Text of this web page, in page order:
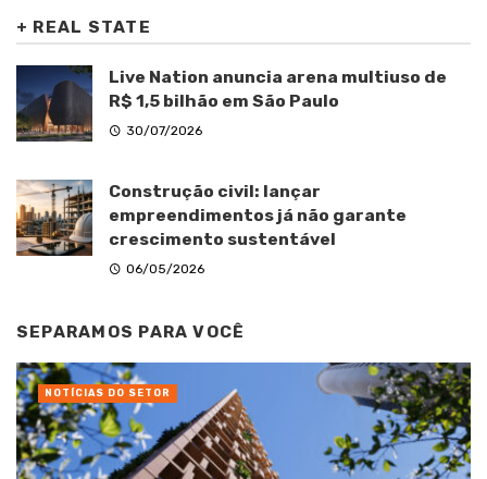
+ REAL STATE
Live Nation anuncia arena multiuso de
R$ 1,5 bilhão em São Paulo
30/07/2026
Construção civil: lançar
empreendimentos já não garante
crescimento sustentável
06/05/2026
SEPARAMOS PARA VOCÊ
NOTÍCIAS DO SETOR